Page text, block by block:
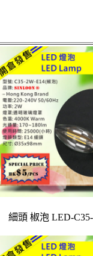
細頭椒泡 LED-